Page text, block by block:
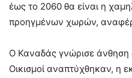
έως το 2060 θα είναι η
προηγμένων χωρών,
Ο Καναδάς γνώρισε άνθηση
Oικισμοί αναπτύχθηκαν, η